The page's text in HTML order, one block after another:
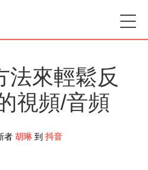
法來輕鬆反
視頻/音頻
者 胡琳 到 抖音